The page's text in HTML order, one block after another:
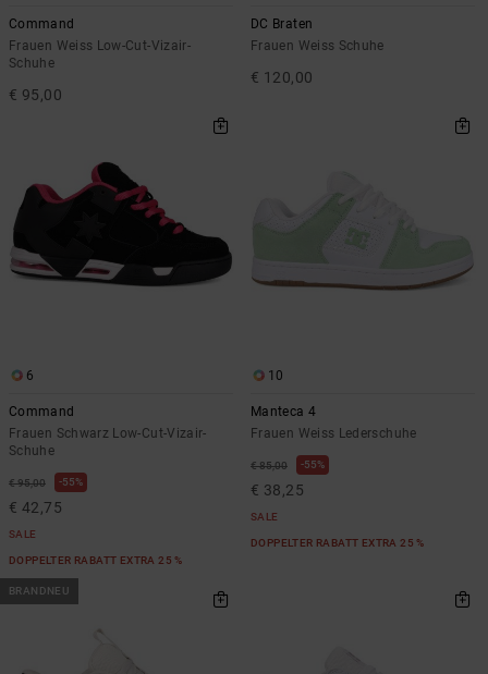
Command
Frauen Weiss Low-Cut-Vizair-
Schuhe
€ 95,00
DC Braten
Frauen Weiss Schuhe
€ 120,00
6
Command
Frauen Schwarz Low-Cut-Vizair-
Schuhe
€ 95,00 55%
€ 42,75
SALE
DOPPELTER RABATT EXTRA 25 %
10
Manteca 4
Frauen Weiss Lederschuhe
€ 85,00 55%
€ 38,25
SALE
DOPPELTER RABATT EXTRA 25 %
BRANDNEU